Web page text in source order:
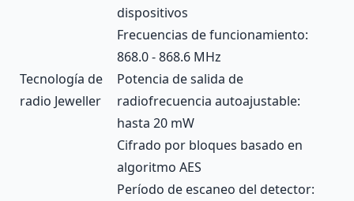
Tecnología de
radio Jeweller
dispositivos
Frecuencias de funcionamiento:
868.0 - 868.6 MHz
Potencia de salida de
radiofrecuencia autoajustable:
hasta 20 mW
Cifrado por bloques basado en
algoritmo AES
Período de escaneo del detector: